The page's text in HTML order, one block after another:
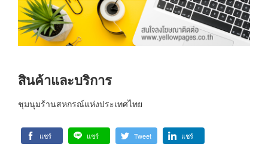
สินค้าและบริการ
ชุมนุมร้านสหกรณ์แห่งประเทศไทย
แชร์ แชร์ Tweet แชร์